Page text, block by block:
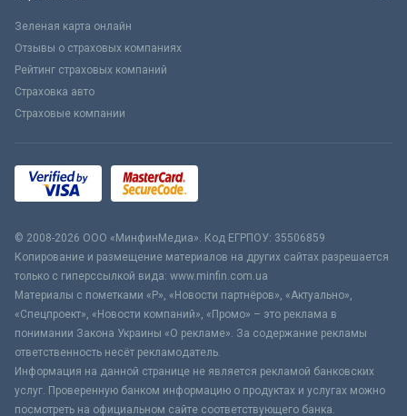
Зеленая карта онлайн
Отзывы о страховых компаниях
Рейтинг страховых компаний
Страховка авто
Страховые компании
© 2008-2026 ООО «МинфинМедиа». Код ЕГРПОУ: 35506859
Копирование и размещение материалов на других сайтах разрешается
только с гиперссылкой вида: www.minfin.com.ua
Материалы с пометками «Р», «Новости партнёров», «Актуально»,
«Спецпроект», «Новости компаний», «Промо» – это реклама в
понимании Закона Украины «О рекламе». За содержание рекламы
ответственность несёт рекламодатель.
Информация на данной странице не является рекламой банковских
услуг. Проверенную банком информацию о продуктах и услугах можно
посмотреть на официальном сайте соответствующего банка.